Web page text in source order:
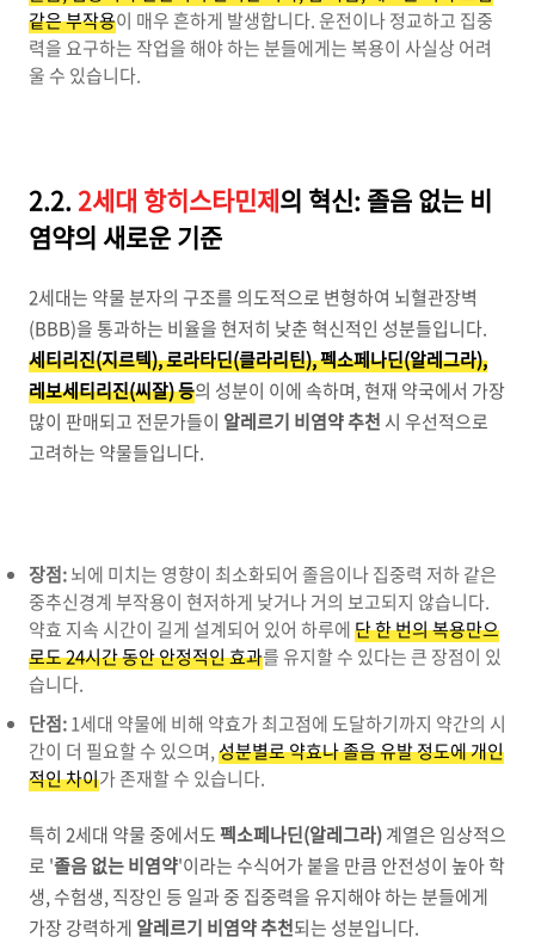
같은 부작용이 매우 흔하게 발생합니다. 운전이나 정교하고 집중
력을 요구하는 작업을 해야 하는 분들에게는 복용이 사실상 어려
울 수 있습니다.
2.2.2세대 항히스타민제의 혁신: 졸음 없는 비
염약의 새로운 기준
2세대는 약물 분자의 구조를 의도적으로 변형하여 뇌혈관장벽
(BBB)을 통과하는 비율을 현저히 낮춘 혁신적인 성분들입니다.
세티리진(지르텍), 로라타딘(클라리틴), 펙소페나딘(알레그라),
레보세티리진(씨잘) 등의 성분이 이에 속하며, 현재 약국에서 가장
많이 판매되고 전문가들이 알레르기 비염약 추천 시 우선적으로
고려하는 약물들입니다.
장점:뇌에 미치는 영향이 최소화되어 졸음이나 집중력 저하 같은
중추신경계 부작용이 현저하게 낮거나 거의 보고되지 않습니다.
약효 지속 시간이 길게 설계되어 있어 하루에단 한 번의 복용만으
로도 24시간 동안 안정적인 효과를 유지할 수 있다는 큰 장점이 있
습니다.
단점:1세대 약물에 비해 약효가 최고점에 도달하기까지 약간의 시
간이 더 필요할 수 있으며,성분별로 약효나 졸음 유발 정도에 개인
적인 차이가 존재할 수 있습니다.
특히 2세대 약물 중에서도펙소페나딘(알레그라)계열은 임상적으
로 '졸음 없는 비염약'이라는 수식어가 붙을 만큼 안전성이 높아 학
생, 수험생, 직장인 등 일과 중 집중력을 유지해야 하는 분들에게
가장 강력하게 알레르기 비염약 추천되는 성분입니다.